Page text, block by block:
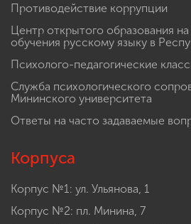
Противодействие коррупции
Центр открытого образования
обучения русскому языку в
Психолого-педагогические
Служба психологического
Мининского университета
Ответы на часто задаваемые
Корпуса
Корпус №1: ул. Ульянова, 1
Корпус №2: пл. Минина, 7